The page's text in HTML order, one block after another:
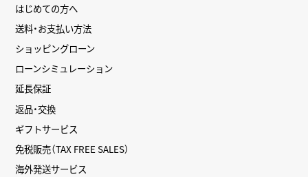
はじめての方へ
送料・お支払い方法
ショッピングローン
ローンシミュレーション
延長保証
返品・交換
ギフトサービス
免税販売（TAX FREE SALES）
海外発送サービス